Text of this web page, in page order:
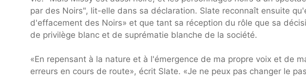
par des Noirs", lit-elle dans sa déclaration. Slate reconnaît ensuite
d'effacement des Noirs» et que tant sa réception du rôle que sa
de privilège blanc et de suprématie blanche de la société.
«En repensant à la nature et à l'émergence de ma propre voix et de
erreurs en cours de route», écrit Slate. «Je ne peux pas changer le